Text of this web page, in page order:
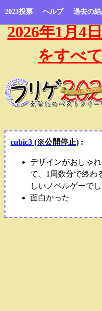
2023投票 ヘルプ 過去の
2026年1月4
をすべ
cubic3 (※公開停止):
デザインがおしゃ
て、1周数分で終わ
しいノベルゲーで
面白かった